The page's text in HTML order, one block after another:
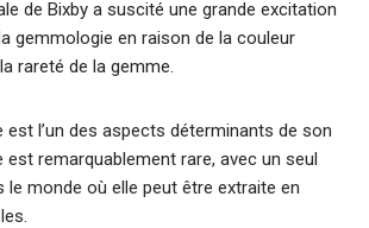
de Bixby a suscité une grande excitation
gemmologie en raison de la couleur
rareté de la gemme.
est l’un des aspects déterminants de son
est remarquablement rare, avec un seul
le monde où elle peut être extraite en